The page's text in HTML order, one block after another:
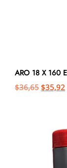
ARO 18 X 160
$36,65 $35,92